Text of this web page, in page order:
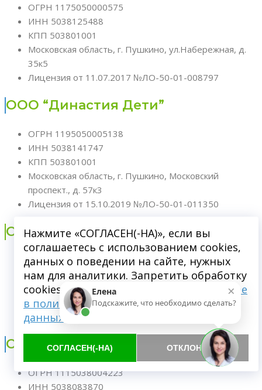
ОГРН 1175050000575
ИНН 5038125488
КПП 503801001
Московская область, г. Пушкино, ул.Набережная, д.
35к5
Лицензия от 11.07.2017 №ЛО-50-01-008797
ООО “Династия Дети”
ОГРН 1195050005138
ИНН 5038141747
КПП 503801001
Московская область, г. Пушкино, Московский
проспект., д. 57к3
Лицензия от 15.10.2019 №ЛО-50-01-011350
ООО "ДИНАСТИЯ+"
ОГРН 1225000137680
ИНН 5038169541
КПП 503801001
Московская область, г.Пушкино, ул.Чехова, д.1, к.1
Лицензия от 25.04.2023 №ЛО-50-01-000606-23
ООО “Лаборатория плюс”
ОГРН 1115038004223
ИНН 5038083870
Нажмите «СОГЛАСЕН(-НА)», если вы
соглашаетесь с использованием cookies,
данных о поведении на сайте, нужных
нам для аналитики. Запретить обработку
cookies можете через браузер.
Подробнее
в политике обработки персональных
данных
СОГЛАСЕН(-НА) ОТКЛОНИТЬ
×
Елена
Подскажите, что необходимо сделать?